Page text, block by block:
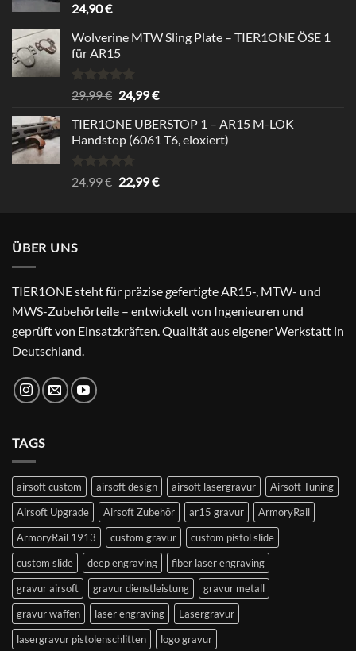
24,90€
Wolverine MTW Sling Plate – TIER1ONE ÖSE 1
für AR15
Rated5.00
out of 5
29,99€ Original
was:
29,99 €.
24,99€Current
is:
24,99 €.
TIER1ONE UBERSTOP 1 – AR15 M-LOK
Handstop (6061 T6, eloxiert)
Rated4.67
out of 5
24,99€ Original
22,99€Current
ÜBER UNS
TIER1ONE steht für präzise gefertigte AR15-, MTW- und
MWS-Zubehörteile – entwickelt von Ingenieuren und
geprüft von Einsatzkräften. Qualität aus eigener Werkstatt in
Deutschland.
TAGS
airsoft custom airsoft design airsoft lasergravur
Airsoft Tuning
Airsoft Upgrade
Airsoft Zubehör ar15 gravur
ArmoryRail
ArmoryRail 1913
custom gravur
custom pistol slide
custom slide
deep engraving
fiber laser engraving
gravur airsoft
gravur dienstleistung
gravur metall
gravur waffen
laser engraving
Lasergravur
lasergravur pistolenschlitten
logo gravur